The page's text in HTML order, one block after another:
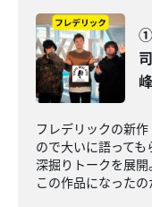
①
フレデリックの新
ので大いに語って
深掘りトークを展
この作品になったの